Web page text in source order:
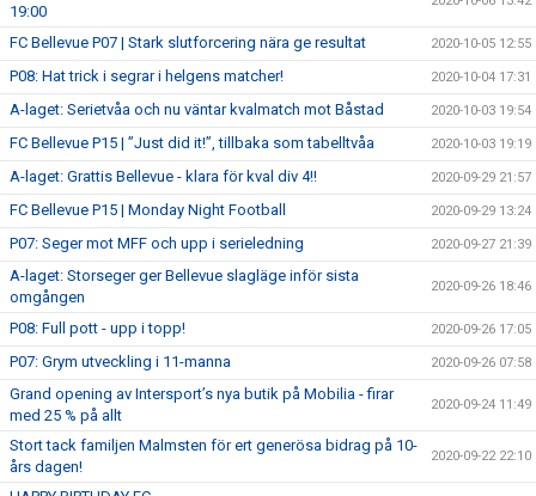
19:00
FC Bellevue P07 | Stark slutforcering nära ge resultat 2020-10-05 12:55
P08: Hat trick i segrar i helgens matcher! 2020-10-04 17:31
A-laget: Serietvåa och nu väntar kvalmatch mot Båstad 2020-10-03 19:54
FC Bellevue P15 | ”Just did it!”, tillbaka som tabelltvåa 2020-10-03 19:19
A-laget: Grattis Bellevue - klara för kval div 4!! 2020-09-29 21:57
FC Bellevue P15 | Monday Night Football 2020-09-29 13:24
P07: Seger mot MFF och upp i serieledning 2020-09-27 21:39
A-laget: Storseger ger Bellevue slagläge inför sista
omgången
2020-09-26 18:46
P08: Full pott - upp i topp! 2020-09-26 17:05
P07: Grym utveckling i 11-manna 2020-09-26 07:58
Grand opening av Intersport’s nya butik på Mobilia - firar
med 25 % på allt
2020-09-24 11:49
Stort tack familjen Malmsten för ert generösa bidrag på 10-
års dagen!
2020-09-22 22:10